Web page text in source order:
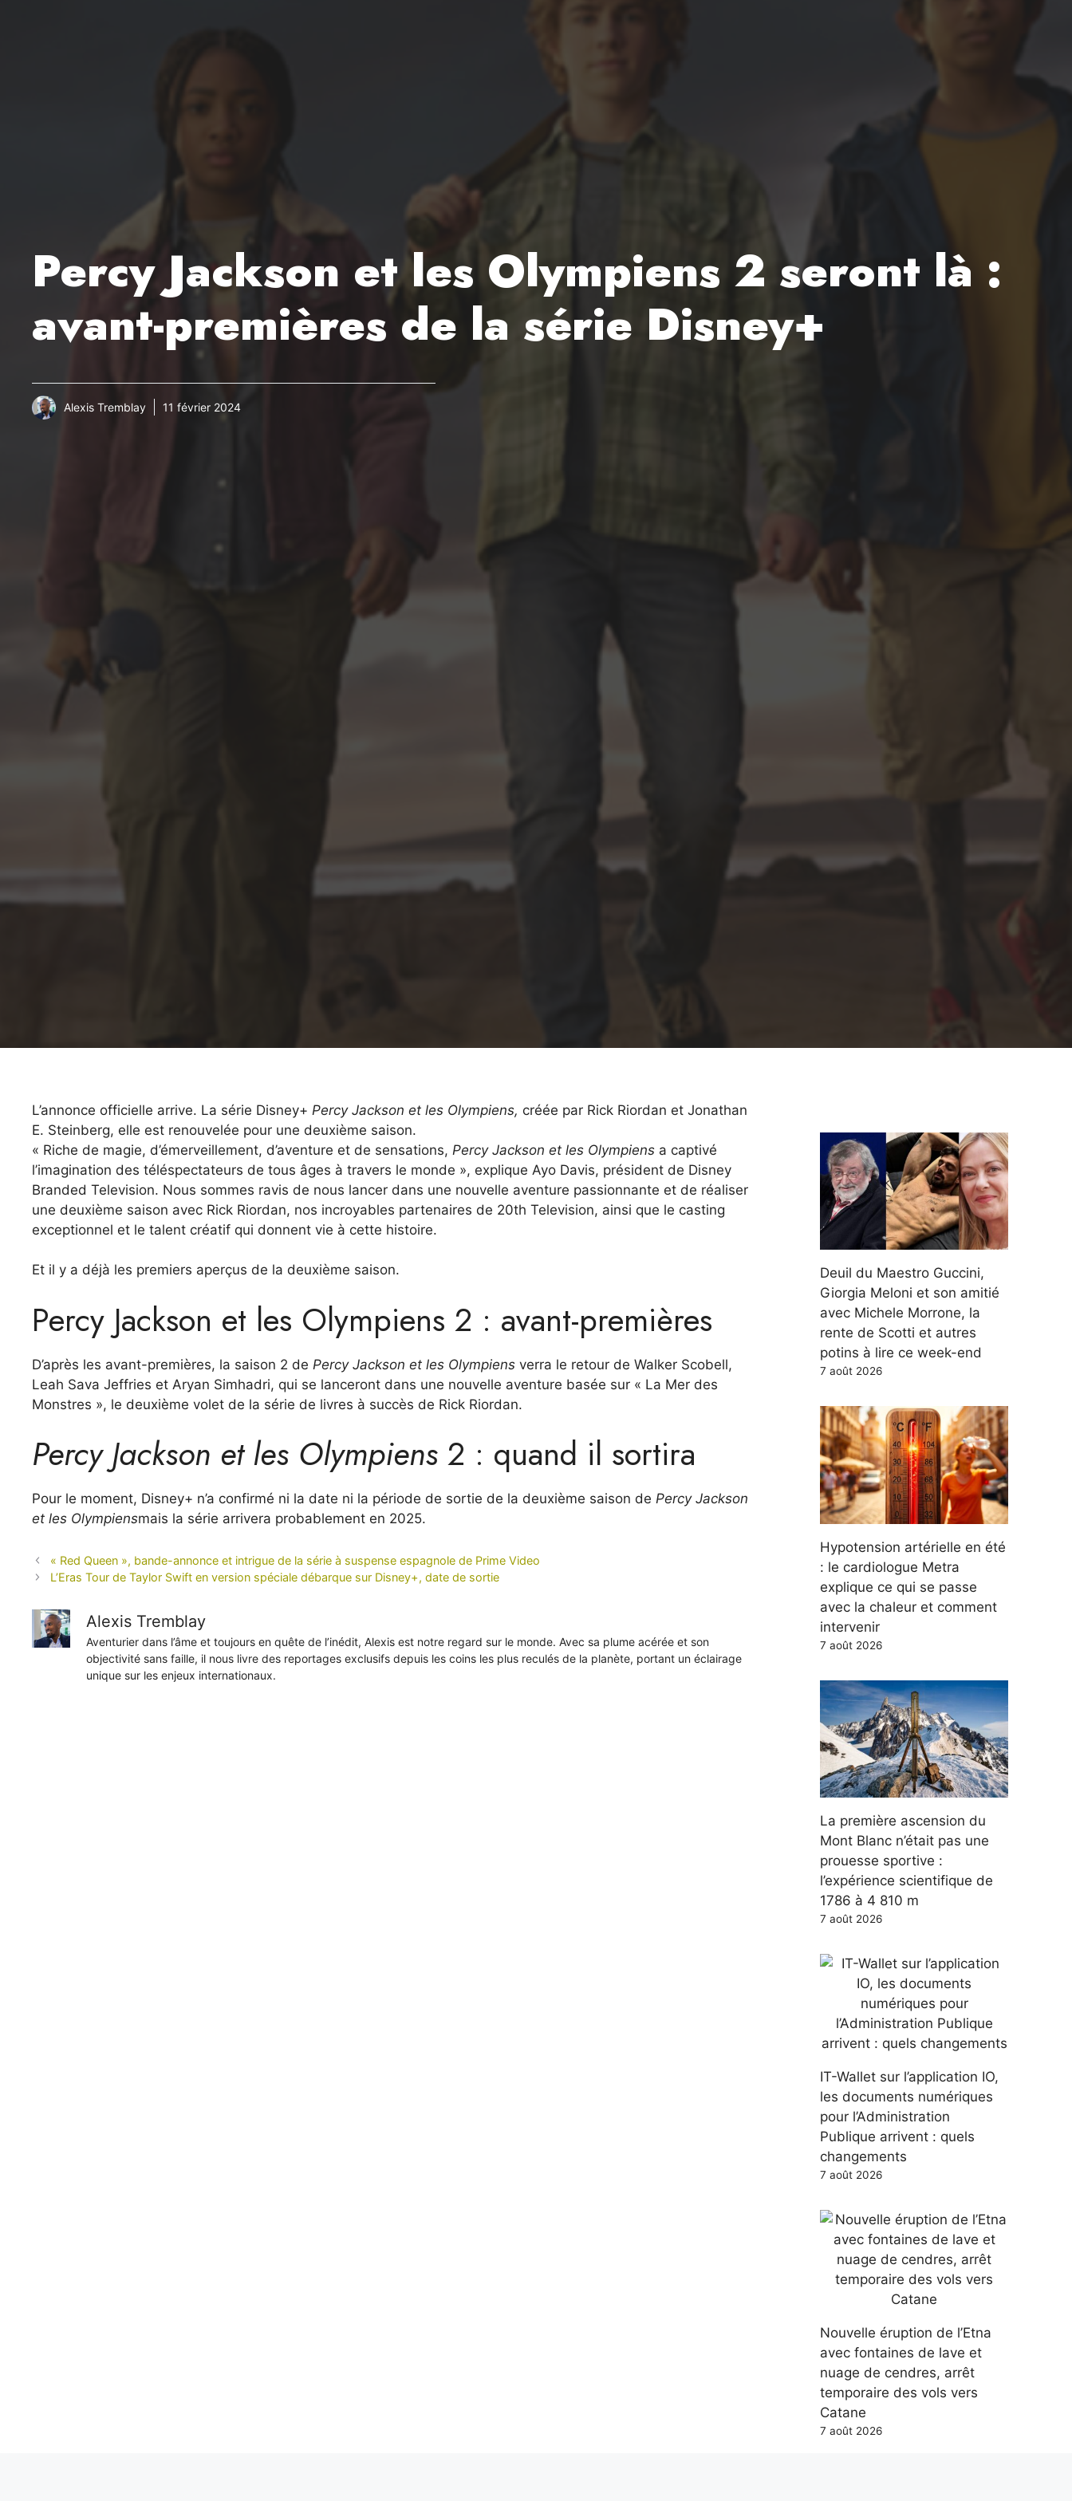
Percy Jackson et les Olympiens 2 seront là :
avant-premières de la série Disney+
Alexis Tremblay 11 février 2024
L’annonce officielle arrive. La série Disney+ Percy Jackson et les Olympiens, créée par Rick Riordan et Jonathan
E. Steinberg, elle est renouvelée pour une deuxième saison.
« Riche de magie, d’émerveillement, d’aventure et de sensations, Percy Jackson et les Olympiens a captivé
l’imagination des téléspectateurs de tous âges à travers le monde », explique Ayo Davis, président de Disney
Branded Television. Nous sommes ravis de nous lancer dans une nouvelle aventure passionnante et de réaliser
une deuxième saison avec Rick Riordan, nos incroyables partenaires de 20th Television, ainsi que le casting
exceptionnel et le talent créatif qui donnent vie à cette histoire.
Et il y a déjà les premiers aperçus de la deuxième saison.
Percy Jackson et les Olympiens 2 : avant-premières
D’après les avant-premières, la saison 2 de Percy Jackson et les Olympiens verra le retour de Walker Scobell,
Leah Sava Jeffries et Aryan Simhadri, qui se lanceront dans une nouvelle aventure basée sur « La Mer des
Monstres », le deuxième volet de la série de livres à succès de Rick Riordan.
Percy Jackson et les Olympiens 2 : quand il sortira
Pour le moment, Disney+ n’a confirmé ni la date ni la période de sortie de la deuxième saison de Percy Jackson
et les Olympiensmais la série arrivera probablement en 2025.
« Red Queen », bande-annonce et intrigue de la série à suspense espagnole de Prime Video
L’Eras ​​Tour de Taylor Swift en version spéciale débarque sur Disney+, date de sortie
Alexis Tremblay
Aventurier dans l’âme et toujours en quête de l’inédit, Alexis est notre regard sur le monde. Avec sa plume acérée et son
objectivité sans faille, il nous livre des reportages exclusifs depuis les coins les plus reculés de la planète, portant un éclairage
unique sur les enjeux internationaux.
Deuil du Maestro Guccini,
Giorgia Meloni et son amitié
avec Michele Morrone, la
rente de Scotti et autres
potins à lire ce week-end
7 août 2026
Hypotension artérielle en été
: le cardiologue Metra
explique ce qui se passe
avec la chaleur et comment
intervenir
7 août 2026
La première ascension du
Mont Blanc n’était pas une
prouesse sportive :
l’expérience scientifique de
1786 à 4 810 m
7 août 2026
IT-Wallet sur l’application IO,
les documents numériques
pour l’Administration
Publique arrivent : quels
changements
7 août 2026
Nouvelle éruption de l’Etna
avec fontaines de lave et
nuage de cendres, arrêt
temporaire des vols vers
Catane
7 août 2026